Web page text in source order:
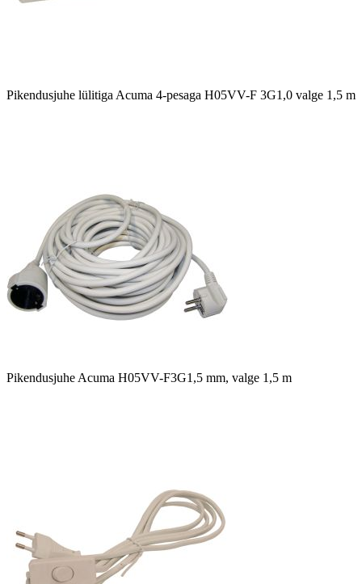
Pikendusjuhe lülitiga Acuma 4-pesaga H05VV-F 3G1,0 valge 1,5 m
Pikendusjuhe Acuma H05VV-F3G1,5 mm, valge 1,5 m